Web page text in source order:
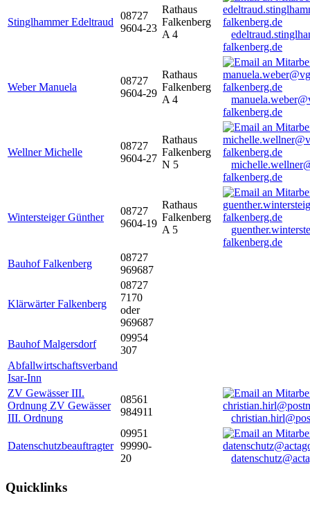
Stinglhammer Edeltraud
08727
9604-23
Rathaus
Falkenberg
A 4
falkenberg.de
Weber Manuela
08727
9604-29
Rathaus
Falkenberg
A 4
falkenberg.de
Wellner Michelle
08727
9604-27
Rathaus
Falkenberg
N 5
falkenberg.de
Wintersteiger Günther
08727
9604-19
Rathaus
Falkenberg
A 5
falkenberg.de
Bauhof Falkenberg
08727
969687
Klärwärter Falkenberg
08727
7170
oder
969687
Bauhof Malgersdorf
09954
307
Abfallwirtschaftsverband
Isar-Inn
ZV Gewässer III.
Ordnung ZV Gewässer
III. Ordnung
08561
984911
Datenschutzbeauftragter
09951
99990-
20
Quicklinks